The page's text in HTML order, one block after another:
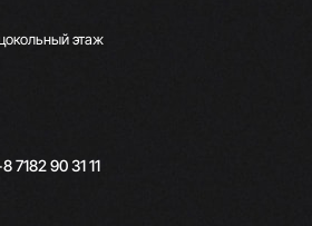
этаж
7182 90 31 11